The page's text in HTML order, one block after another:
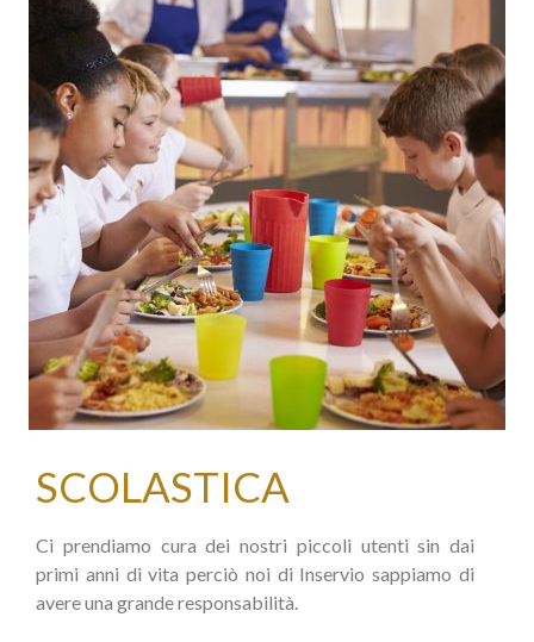
SCOLASTICA
Ci prendiamo cura dei nostri piccoli utenti sin dai
primi anni di vita perciò noi di Inservio sappiamo di
avere una grande responsabilità.